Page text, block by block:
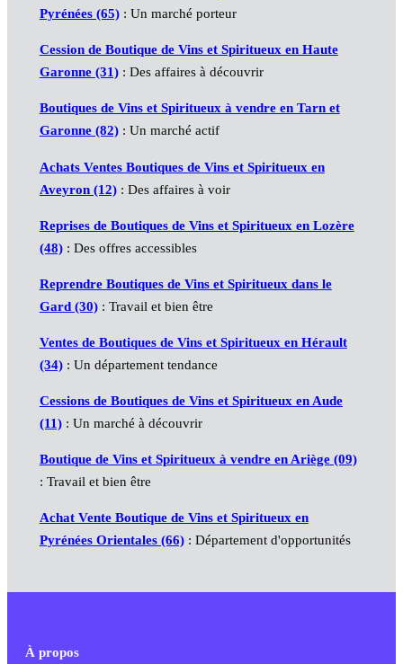
Pyrénées (65): Un marché porteur
Cession de Boutique de Vins et Spiritueux en Haute
Garonne (31): Des affaires à découvrir
Boutiques de Vins et Spiritueux à vendre en Tarn et
Garonne (82): Un marché actif
Achats Ventes Boutiques de Vins et Spiritueux en
Aveyron (12): Des affaires à voir
Reprises de Boutiques de Vins et Spiritueux en Lozère
(48): Des offres accessibles
Reprendre Boutiques de Vins et Spiritueux dans le
Gard (30): Travail et bien être
Ventes de Boutiques de Vins et Spiritueux en Hérault
(34): Un département tendance
Cessions de Boutiques de Vins et Spiritueux en Aude
(11): Un marché à découvrir
Boutique de Vins et Spiritueux à vendre en Ariège (09)
: Travail et bien être
Achat Vente Boutique de Vins et Spiritueux en
Pyrénées Orientales (66): Département d'opportunités
À propos